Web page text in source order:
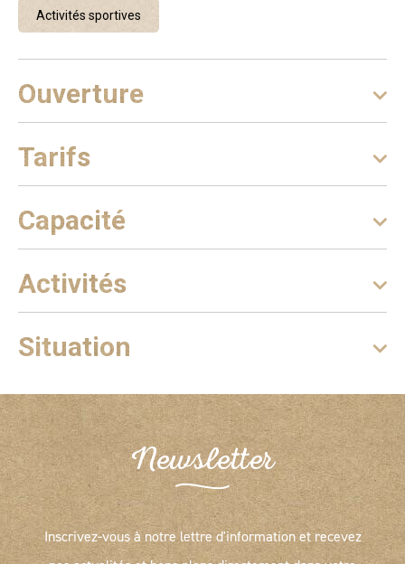
Activités sportives
Ouverture
Tarifs
Capacité
Activités
Situation
Newsletter
Inscrivez-vous à notre lettre d'information et recevez